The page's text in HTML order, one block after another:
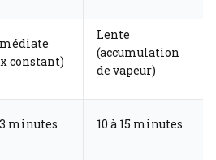
constant)
Lente
(accumulation
de vapeur)
minutes 10 à 15 minutes